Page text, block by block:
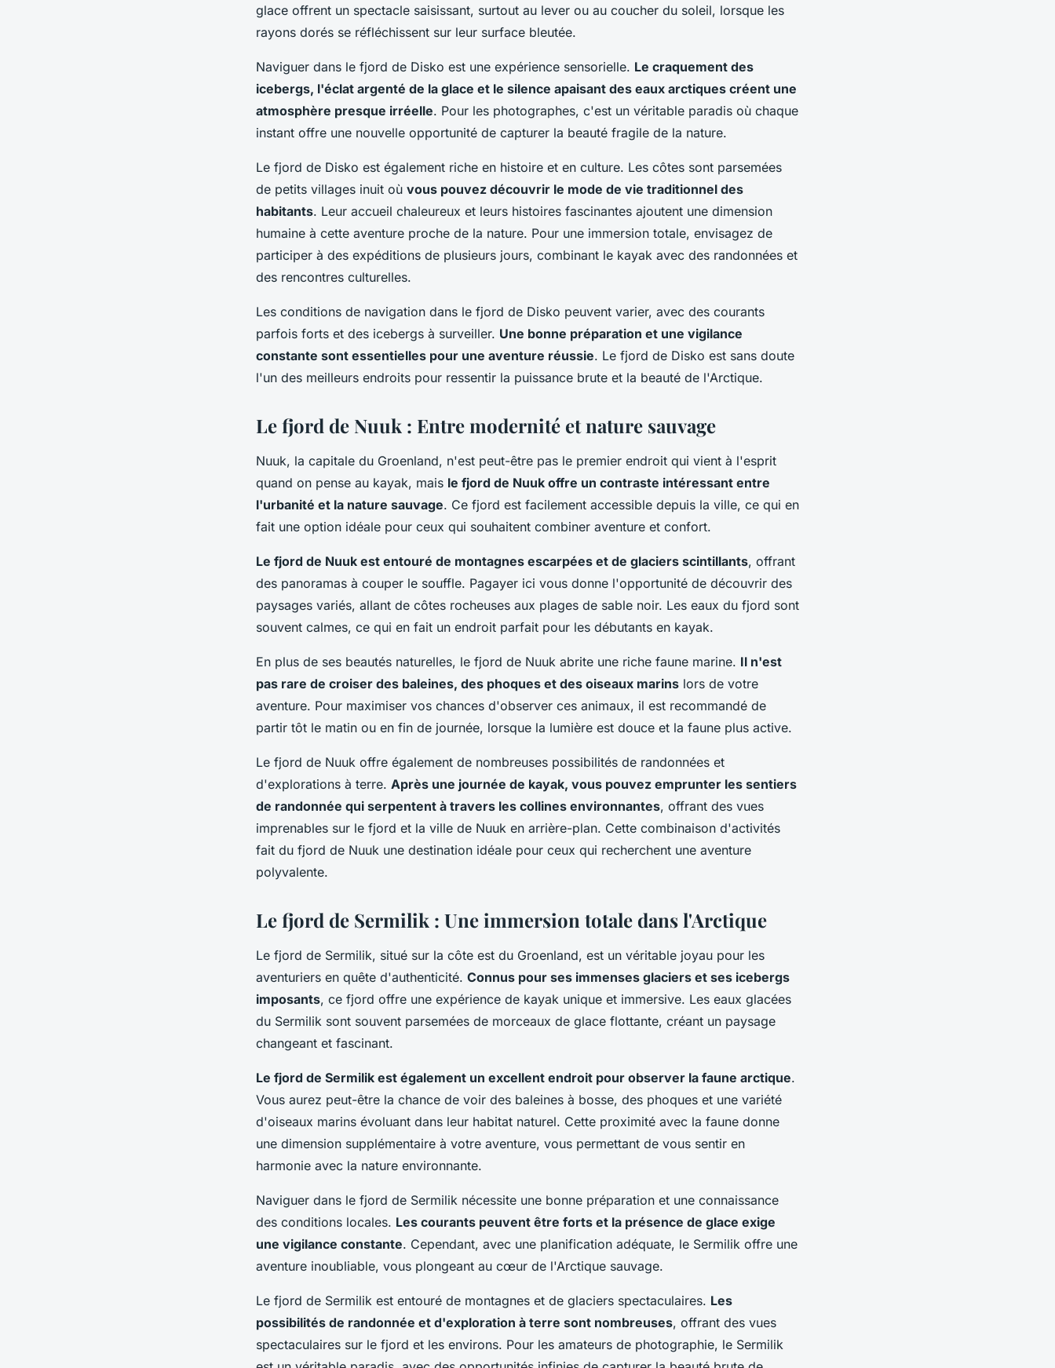
glace offrent un spectacle saisissant, surtout au lever ou au coucher du soleil, lorsque les
rayons dorés se réfléchissent sur leur surface bleutée.
Naviguer dans le fjord de Disko est une expérience sensorielle. Le craquement des
icebergs, l'éclat argenté de la glace et le silence apaisant des eaux arctiques créent une
atmosphère presque irréelle. Pour les photographes, c'est un véritable paradis où chaque
instant offre une nouvelle opportunité de capturer la beauté fragile de la nature.
Le fjord de Disko est également riche en histoire et en culture. Les côtes sont parsemées
de petits villages inuit où vous pouvez découvrir le mode de vie traditionnel des
habitants. Leur accueil chaleureux et leurs histoires fascinantes ajoutent une dimension
humaine à cette aventure proche de la nature. Pour une immersion totale, envisagez de
participer à des expéditions de plusieurs jours, combinant le kayak avec des randonnées et
des rencontres culturelles.
Les conditions de navigation dans le fjord de Disko peuvent varier, avec des courants
parfois forts et des icebergs à surveiller. Une bonne préparation et une vigilance
constante sont essentielles pour une aventure réussie. Le fjord de Disko est sans doute
l'un des meilleurs endroits pour ressentir la puissance brute et la beauté de l'Arctique.
Le fjord de Nuuk : Entre modernité et nature sauvage
Nuuk, la capitale du Groenland, n'est peut-être pas le premier endroit qui vient à l'esprit
quand on pense au kayak, mais le fjord de Nuuk offre un contraste intéressant entre
l'urbanité et la nature sauvage. Ce fjord est facilement accessible depuis la ville, ce qui en
fait une option idéale pour ceux qui souhaitent combiner aventure et confort.
Le fjord de Nuuk est entouré de montagnes escarpées et de glaciers scintillants, offrant
des panoramas à couper le souffle. Pagayer ici vous donne l'opportunité de découvrir des
paysages variés, allant de côtes rocheuses aux plages de sable noir. Les eaux du fjord sont
souvent calmes, ce qui en fait un endroit parfait pour les débutants en kayak.
En plus de ses beautés naturelles, le fjord de Nuuk abrite une riche faune marine. Il n'est
pas rare de croiser des baleines, des phoques et des oiseaux marins lors de votre
aventure. Pour maximiser vos chances d'observer ces animaux, il est recommandé de
partir tôt le matin ou en fin de journée, lorsque la lumière est douce et la faune plus active.
Le fjord de Nuuk offre également de nombreuses possibilités de randonnées et
d'explorations à terre. Après une journée de kayak, vous pouvez emprunter les sentiers
de randonnée qui serpentent à travers les collines environnantes, offrant des vues
imprenables sur le fjord et la ville de Nuuk en arrière-plan. Cette combinaison d'activités
fait du fjord de Nuuk une destination idéale pour ceux qui recherchent une aventure
polyvalente.
Le fjord de Sermilik : Une immersion totale dans l'Arctique
Le fjord de Sermilik, situé sur la côte est du Groenland, est un véritable joyau pour les
aventuriers en quête d'authenticité. Connus pour ses immenses glaciers et ses icebergs
imposants, ce fjord offre une expérience de kayak unique et immersive. Les eaux glacées
du Sermilik sont souvent parsemées de morceaux de glace flottante, créant un paysage
changeant et fascinant.
Le fjord de Sermilik est également un excellent endroit pour observer la faune arctique.
Vous aurez peut-être la chance de voir des baleines à bosse, des phoques et une variété
d'oiseaux marins évoluant dans leur habitat naturel. Cette proximité avec la faune donne
une dimension supplémentaire à votre aventure, vous permettant de vous sentir en
harmonie avec la nature environnante.
Naviguer dans le fjord de Sermilik nécessite une bonne préparation et une connaissance
des conditions locales. Les courants peuvent être forts et la présence de glace exige
une vigilance constante. Cependant, avec une planification adéquate, le Sermilik offre une
aventure inoubliable, vous plongeant au cœur de l'Arctique sauvage.
Le fjord de Sermilik est entouré de montagnes et de glaciers spectaculaires. Les
possibilités de randonnée et d'exploration à terre sont nombreuses, offrant des vues
spectaculaires sur le fjord et les environs. Pour les amateurs de photographie, le Sermilik